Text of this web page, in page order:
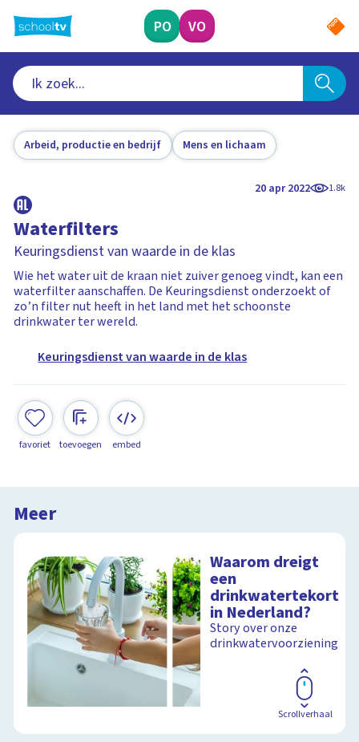
naar
hoofdinhoud
PO VO
Arbeid, productie en bedrijf Mens en lichaam
20 apr 2022 1.8k
Waterfilters
Keuringsdienst van waarde in de klas
Wie het water uit de kraan niet zuiver genoeg vindt, kan een
waterfilter aanschaffen. De Keuringsdienst onderzoekt of
zo’n filter nut heeft in het land met het schoonste
drinkwater ter wereld.
Keuringsdienst van waarde in de klas
favoriet toevoegen embed
Meer
Waarom dreigt
een
drinkwatertekort
in Nederland?
Story over onze
drinkwatervoorziening
Scrollverhaal